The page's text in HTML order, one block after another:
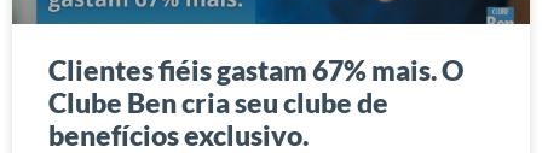
Clientes fiéis gastam 67% mais. O
Clube Ben cria seu clube de
benefícios exclusivo.